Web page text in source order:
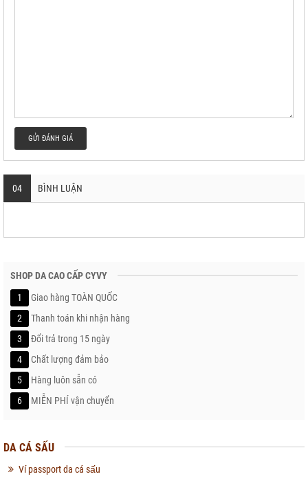
GỬI ĐÁNH GIÁ
04 BÌNH LUẬN
SHOP DA CAO CẤP CYVY
1
Giao hàng TOÀN QUỐC
2
Thanh toán khi nhận hàng
3
Đổi trả trong 15 ngày
4
Chất lượng đảm bảo
5
Hàng luôn sẵn có
6
MIỄN PHÍ vận chuyển
DA CÁ SẤU
Ví passport da cá sấu